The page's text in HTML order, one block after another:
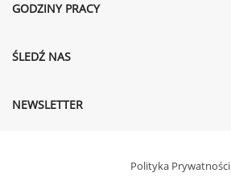
GODZINY PRACY
ŚLEDŹ NAS
NEWSLETTER
Polityka Prywatności